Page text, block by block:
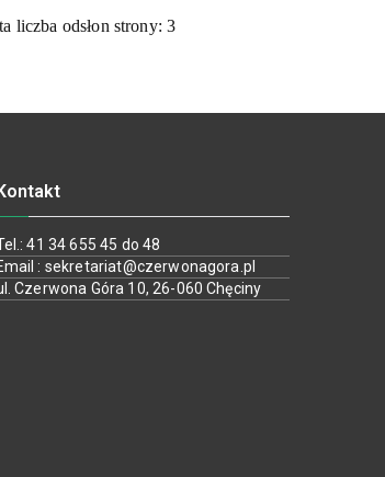
liczba odsłon strony:3
41 34 655 45 do 48
: sekretariat@czerwonagora.pl
Czerwona Góra 10, 26-060 Chęciny